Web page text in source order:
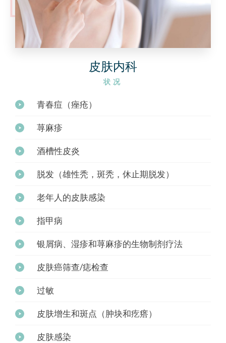
皮肤内科
状况
青春痘（痤疮）
荨麻疹
酒槽性皮炎
脱发（雄性秃，斑秃，休止期脱发）
老年人的皮肤感染
指甲病
银屑病、湿疹和荨麻疹的生物制剂疗法
皮肤癌筛查/痣检查
过敏
皮肤增生和斑点（肿块和疙瘩）
皮肤感染